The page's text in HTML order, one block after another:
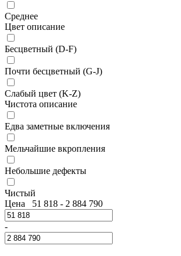
Среднее
Цвет описание
Бесцветный (D-F)
Почти бесцветный (G-J)
Слабый цвет (K-Z)
Чистота описание
Едва заметные включения
Мельчайшие вкропления
Небольшие дефекты
Чистый
Цена 51 818 - 2 884 790
-